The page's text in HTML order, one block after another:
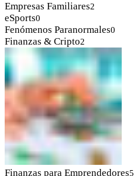
Empresas Familiares2
eSports0
Fenómenos Paranormales0
Finanzas & Cripto2
Finanzas para Emprendedores5